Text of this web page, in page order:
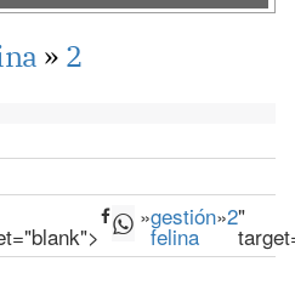
» 2
»gestión
felina
»2"